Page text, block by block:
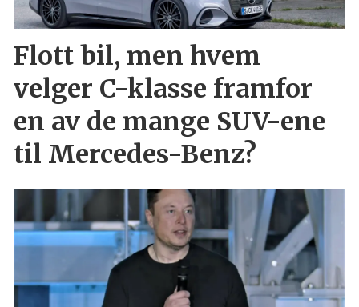
Flott bil, men hvem
velger C-klasse framfor
en av de mange SUV-ene
til Mercedes-Benz?